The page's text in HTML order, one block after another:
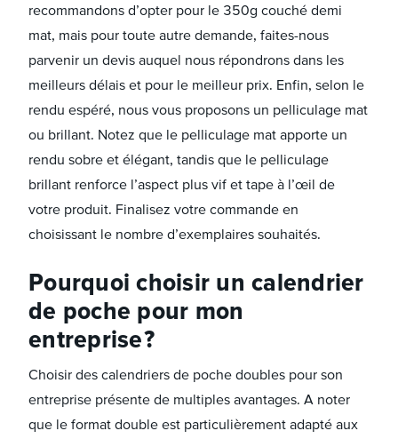
recommandons d’opter pour le 350g couché demi
mat, mais pour toute autre demande, faites-nous
parvenir un devis auquel nous répondrons dans les
meilleurs délais et pour le meilleur prix. Enfin, selon le
rendu espéré, nous vous proposons un pelliculage mat
ou brillant. Notez que le pelliculage mat apporte un
rendu sobre et élégant, tandis que le pelliculage
brillant renforce l’aspect plus vif et tape à l’œil de
votre produit. Finalisez votre commande en
choisissant le nombre d’exemplaires souhaités.
Pourquoi choisir un calendrier
de poche pour mon
entreprise ?
Choisir des calendriers de poche doubles pour son
entreprise présente de multiples avantages. A noter
que le format double est particulièrement adapté aux